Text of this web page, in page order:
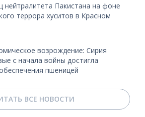
нейтралитета Пакистана на фоне
террора хуситов в Красном
возрождение: Сирия
с начала войны достигла
пшеницей
ВСЕ НОВОСТИ